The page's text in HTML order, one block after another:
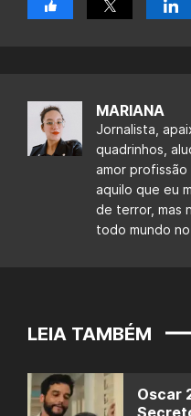
MARIANA
Jornalista,
quadrinhos,
amor
aquilo que eu
de terror, mas
todo mundo
LEIA TAMBÉM
Oscar